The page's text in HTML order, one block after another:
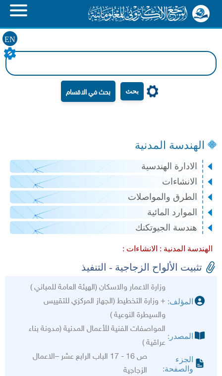
EN
بحث
الهندسة المدنية
الادارة الهندسية
الانشاءات
الطرق والمواصلات
الموارد المائية
هندسة الجيوتكنك
الهندسة المدنية : الانشاءات :
تثبيت الألواح الزجاجية - التنفيذ
المؤلف:
وزارة الاعمار والاسكان (الهيئة العامة للمباني )
+ وزارة التخطيط (الجهاز المركزي للتقييس
والسيطرة النوعية )
المصدر:
المواصفات الفنية للأعمال المدنية (مدونة بناء
عراقية )
الجزء
والصفحة:
ص 16 - 17 الباب الرابع عشر –الاعمال
الزجاجية